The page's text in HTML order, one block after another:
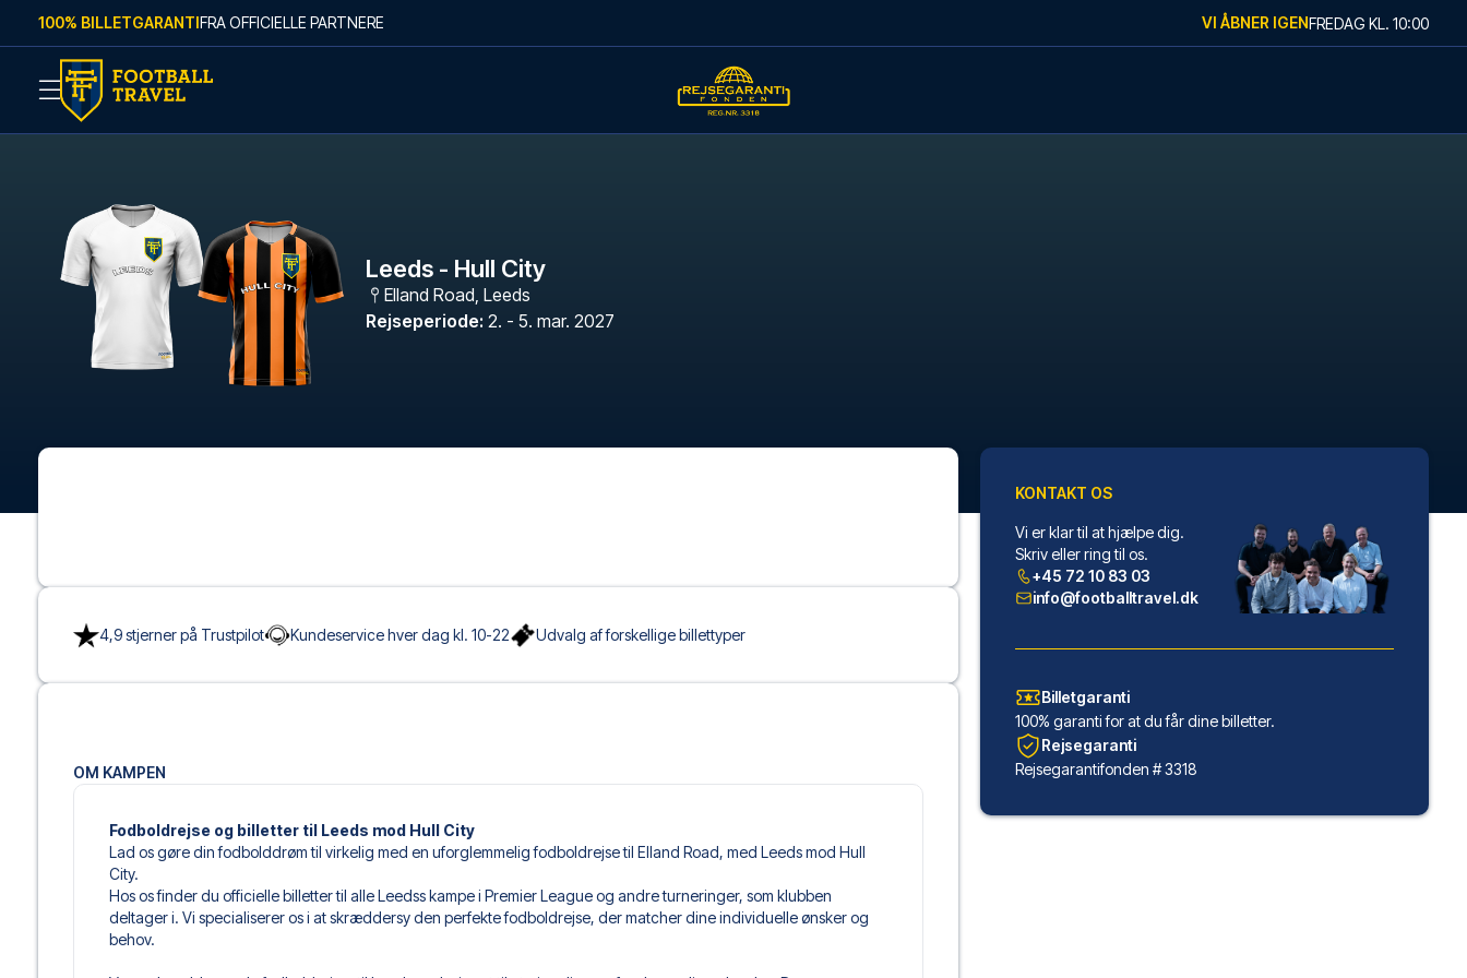
Skip to content
100% BILLETGARANTIFRA OFFICIELLE PARTNERE VI ÅBNER IGENFREDAG KL. 10:00
Leeds - Hull City
Elland Road, Leeds
Rejseperiode: 2. - 5. mar. 2027
4,9 stjerner på Trustpilot Kundeservice hver dag kl. 10-22 Udvalg af forskellige billettyper
OM KAMPEN
Fodboldrejse og billetter til Leeds mod Hull City
Lad os gøre din fodbolddrøm til virkelig med en uforglemmelig fodboldrejse til Elland Road, med Leeds mod Hull
City.
Hos os finder du officielle billetter til alle Leedss kampe i Premier League og andre turneringer, som klubben
deltager i. Vi specialiserer os i at skræddersy den perfekte fodboldrejse, der matcher dine individuelle ønsker og
behov.
KONTAKT OS
Vi er klar til at hjælpe dig.
Skriv eller ring til os.
+45 72 10 83 03
info@footballtravel.dk
Billetgaranti
100% garanti for at du får dine billetter.
Rejsegaranti
Rejsegarantifonden # 3318